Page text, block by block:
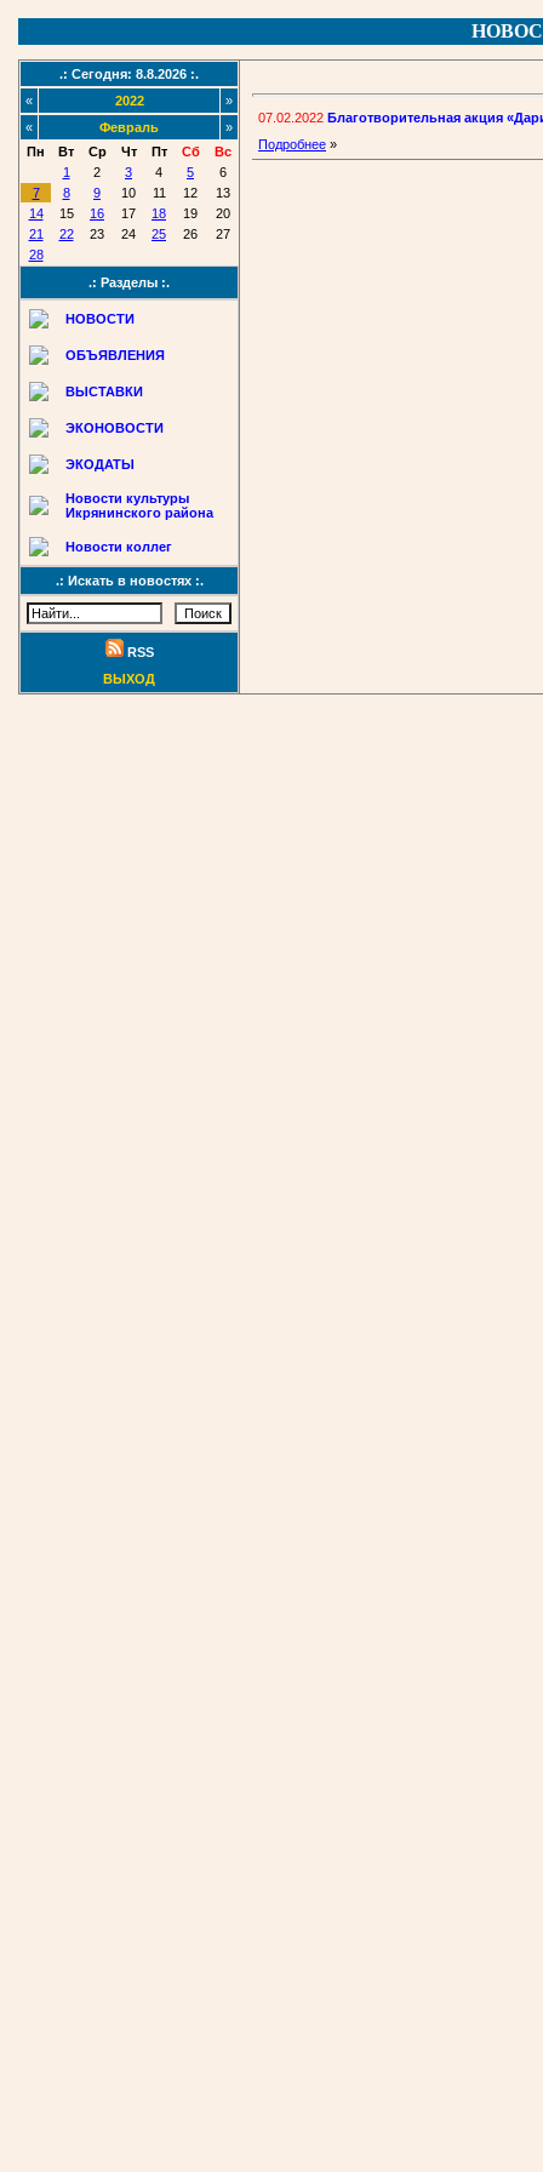
.: Сегодня: 8.8.2026 :.
«
2022
»
«
Февраль
»
Пн
Вт Ср Чт Пт Сб
Вс
1
2 3 4 5
6
7
8 9 10 11 12
13
14
15 16 17 18 19
20
21
22 23 24 25 26
27
28
.: Разделы :.
НОВОСТИ
ОБЪЯВЛЕНИЯ
ВЫСТАВКИ
ЭКОНОВОСТИ
ЭКОДАТЫ
Новости культуры
Икрянинского района
Новости коллег
.: Искать в новостях :.
RSS
ВЫХОД
07.02.2022 Благотворительная акция
Подробнее »